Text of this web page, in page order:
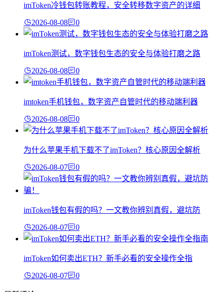
imToken冷钱包转账教程，安全转移数字资产的详细
2026-08-08 0
imToken测试，数字钱包生态的安全与体验打磨之路
2026-08-08 0
imtoken手机钱包，数字资产自管时代的移动端利器
2026-08-08 0
为什么苹果手机下载不了imToken？核心原因全解析
2026-08-07 0
imToken钱包有假的吗？一文教你辨别真假，避坑防
2026-08-07 0
imToken如何卖出ETH？新手必看的安全操作全指
2026-08-07 0